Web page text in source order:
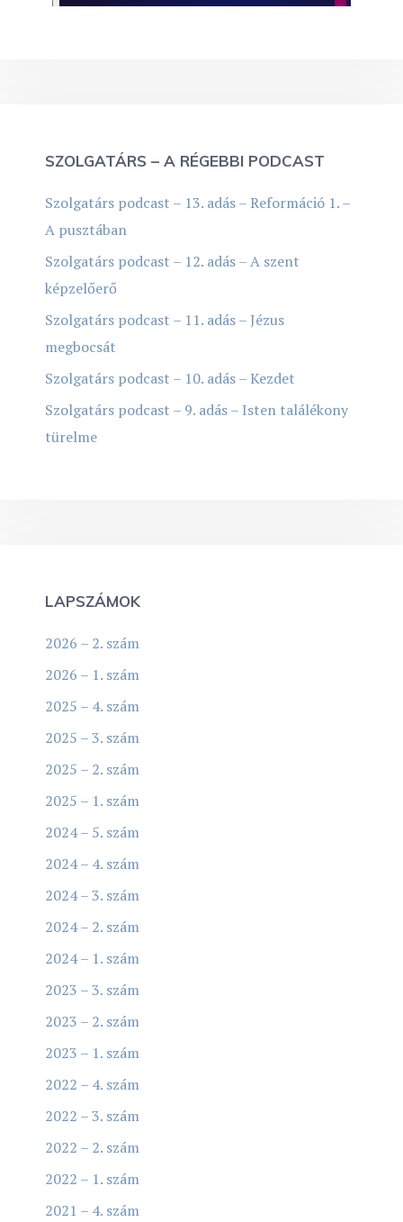
SZOLGATÁRS – A RÉGEBBI PODCAST
Szolgatárs podcast – 13. adás – Reformáció 1. –
A pusztában
Szolgatárs podcast – 12. adás – A szent
képzelőerő
Szolgatárs podcast – 11. adás – Jézus
megbocsát
Szolgatárs podcast – 10. adás – Kezdet
Szolgatárs podcast – 9. adás – Isten találékony
türelme
LAPSZÁMOK
2026 – 2. szám
2026 – 1. szám
2025 – 4. szám
2025 – 3. szám
2025 – 2. szám
2025 – 1. szám
2024 – 5. szám
2024 – 4. szám
2024 – 3. szám
2024 – 2. szám
2024 – 1. szám
2023 – 3. szám
2023 – 2. szám
2023 – 1. szám
2022 – 4. szám
2022 – 3. szám
2022 – 2. szám
2022 – 1. szám
2021 – 4. szám